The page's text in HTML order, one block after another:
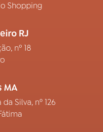
Shopping
RJ
nº 18
MA
Silva, nº 126